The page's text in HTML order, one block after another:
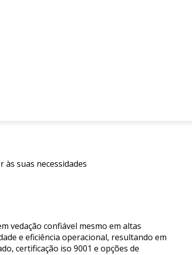
às suas necessidades
vedação confiável mesmo em altas
e eficiência operacional, resultando em
certificação iso 9001 e opções de